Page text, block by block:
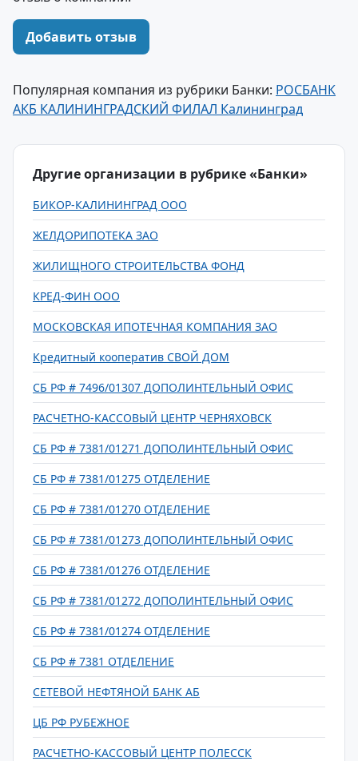
Добавить отзыв
Популярная компания из рубрики Банки: РОСБАНК
АКБ КАЛИНИНГРАДСКИЙ ФИЛАЛ Калининград
Другие организации в рубрике «Банки»
БИКОР-КАЛИНИНГРАД ООО
ЖЕЛДОРИПОТЕКА ЗАО
ЖИЛИЩНОГО СТРОИТЕЛЬСТВА ФОНД
КРЕД-ФИН ООО
МОСКОВСКАЯ ИПОТЕЧНАЯ КОМПАНИЯ ЗАО
Кредитный кооператив СВОЙ ДОМ
СБ РФ # 7496/01307 ДОПОЛИНТЕЛЬНЫЙ ОФИС
РАСЧЕТНО-КАССОВЫЙ ЦЕНТР ЧЕРНЯХОВСК
СБ РФ # 7381/01271 ДОПОЛИНТЕЛЬНЫЙ ОФИС
СБ РФ # 7381/01275 ОТДЕЛЕНИЕ
СБ РФ # 7381/01270 ОТДЕЛЕНИЕ
СБ РФ # 7381/01273 ДОПОЛИНТЕЛЬНЫЙ ОФИС
СБ РФ # 7381/01276 ОТДЕЛЕНИЕ
СБ РФ # 7381/01272 ДОПОЛИНТЕЛЬНЫЙ ОФИС
СБ РФ # 7381/01274 ОТДЕЛЕНИЕ
СБ РФ # 7381 ОТДЕЛЕНИЕ
СЕТЕВОЙ НЕФТЯНОЙ БАНК АБ
ЦБ РФ РУБЕЖНОЕ
РАСЧЕТНО-КАССОВЫЙ ЦЕНТР ПОЛЕССК